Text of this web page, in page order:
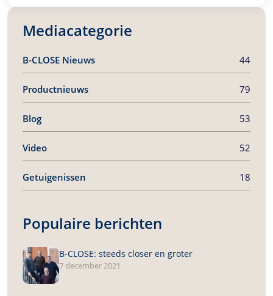
Mediacategorie
B-CLOSE Nieuws 44
Productnieuws 79
Blog 53
Video 52
Getuigenissen 18
Populaire berichten
B-CLOSE: steeds closer en groter
7 december 2021